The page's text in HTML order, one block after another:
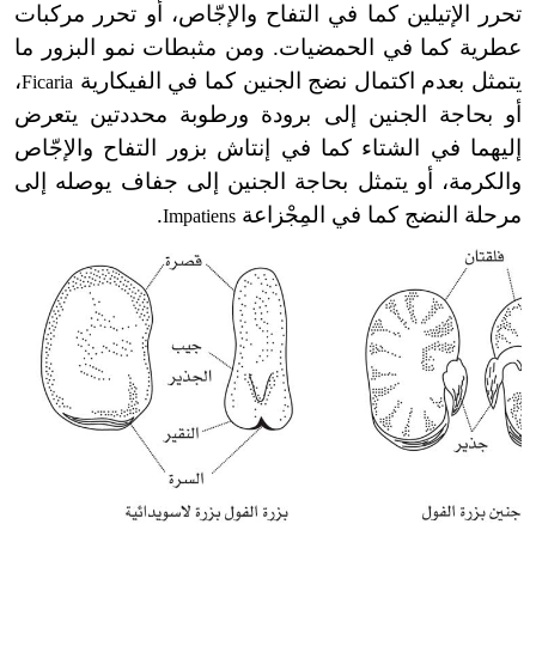
تحرر الإتيلين كما في التفاح والإجّاص، أو تحرر مركبات
عطرية كما في الحمضيات. ومن مثبطات نمو البزور ما
يتمثل بعدم اكتمال نضج الجنين كما في الفيكارية Ficaria،
أو بحاجة الجنين إلى برودة ورطوبة محددتين يتعرض
إليهما في الشتاء كما في إنتاش بزور التفاح والإجّاص
والكرمة، أو يتمثل بحاجة الجنين إلى جفاف يوصله إلى
مرحلة النضج كما في المِجْزاعة Impatiens
.